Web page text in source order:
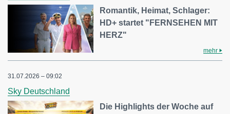
Romantik, Heimat, Schlager:
HD+ startet "FERNSEHEN MIT
HERZ"
mehr
31.07.2026 – 09:02
Sky Deutschland
Die Highlights der Woche auf